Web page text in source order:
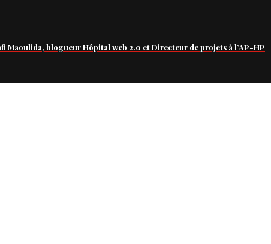
Maoulida, blogueur Hôpital web 2.0 et Directeur de projets à l’AP-HP